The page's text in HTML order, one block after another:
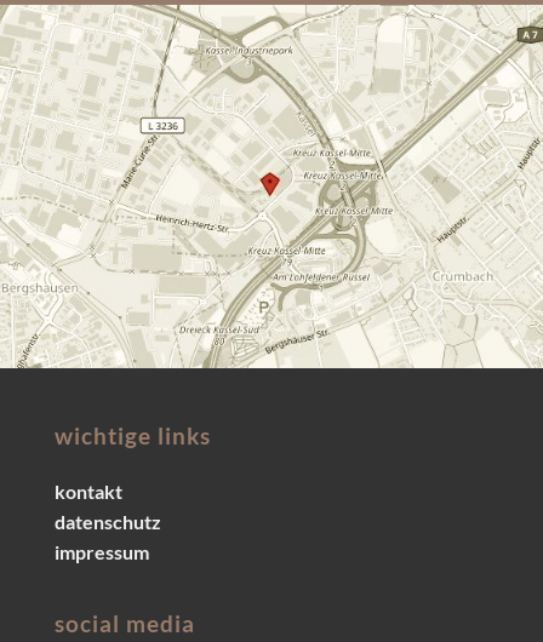
wichtige links
kontakt
datenschutz
impressum
social media